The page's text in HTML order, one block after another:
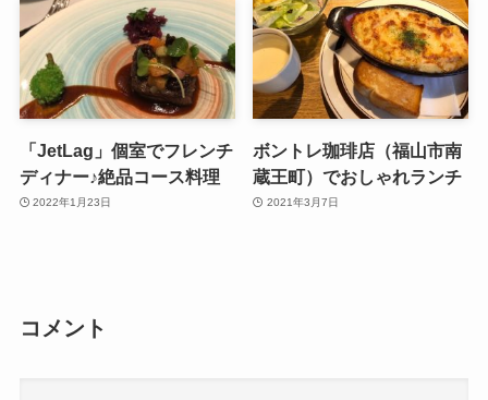
「JetLag」個室でフレンチ
ディナー♪絶品コース料理
2022年1月23日
ボントレ珈琲店（福山市南
蔵王町）でおしゃれランチ
2021年3月7日
コメント